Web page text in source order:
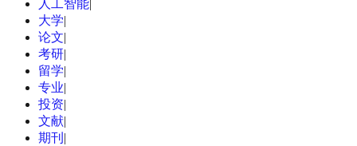
人工智能|
大学|
论文|
考研|
留学|
专业|
投资|
文献|
期刊 |